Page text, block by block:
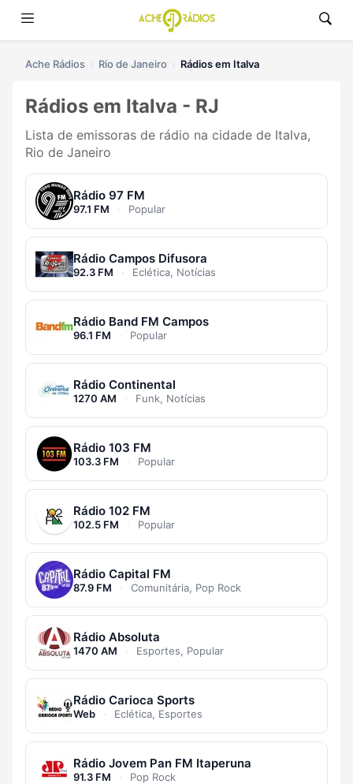
Ache Rádios Rio de Janeiro Rádios em Italva
Rádios em Italva - RJ
Lista de emissoras de rádio na cidade de Italva,
Rio de Janeiro
Rádio 97 FM
97.1 FM · Popular
Rádio Campos Difusora
92.3 FM · Eclética, Notícias
Rádio Band FM Campos
96.1 FM · Popular
Rádio Continental
1270 AM · Funk, Notícias
Rádio 103 FM
103.3 FM · Popular
Rádio 102 FM
102.5 FM · Popular
Rádio Capital FM
87.9 FM · Comunitária, Pop Rock
Rádio Absoluta
1470 AM · Esportes, Popular
Rádio Carioca Sports
Web · Eclética, Esportes
Rádio Jovem Pan FM Itaperuna
91.3 FM · Pop Rock